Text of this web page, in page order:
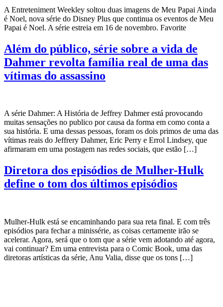
A Entreteniment Weekley soltou duas imagens de Meu Papai Ainda
é Noel, nova série do Disney Plus que continua os eventos de Meu
Papai é Noel. A série estreia em 16 de novembro. Favorite
Além do público, série sobre a vida de
Dahmer revolta família real de uma das
vítimas do assassino
A série Dahmer: A História de Jeffrey Dahmer está provocando
muitas sensações no publico por causa da forma em como conta a
sua história. E uma dessas pessoas, foram os dois primos de uma das
vítimas reais do Jeffrery Dahmer, Eric Perry e Errol Lindsey, que
afirmaram em uma postagem nas redes sociais, que estão […]
Diretora dos episódios de Mulher-Hulk
define o tom dos últimos episódios
Mulher-Hulk está se encaminhando para sua reta final. E com três
episódios para fechar a minissérie, as coisas certamente irão se
acelerar. Agora, será que o tom que a série vem adotando até agora,
vai continuar? Em uma entrevista para o Comic Book, uma das
diretoras artísticas da série, Anu Valia, disse que os tons […]